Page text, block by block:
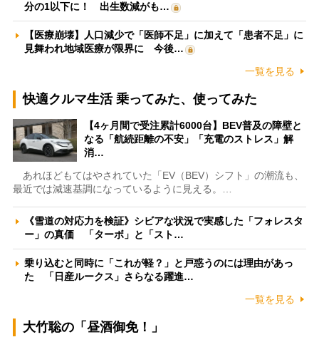
分の1以下に！ 出生数減がも…
【医療崩壊】人口減少で「医師不足」に加えて「患者不足」に
見舞われ地域医療が限界に 今後…
一覧を見る
快適クルマ生活 乗ってみた、使ってみた
【4ヶ月間で受注累計6000台】BEV普及の障壁と
なる「航続距離の不安」「充電のストレス」解
消…
あれほどもてはやされていた「EV（BEV）シフト」の潮流も、
最近では減速基調になっているように見える。…
《雪道の対応力を検証》シビアな状況で実感した「フォレスタ
ー」の真価 「ターボ」と「スト…
乗り込むと同時に「これが軽？」と戸惑うのには理由があっ
た 「日産ルークス」さらなる躍進…
一覧を見る
大竹聡の「昼酒御免！」